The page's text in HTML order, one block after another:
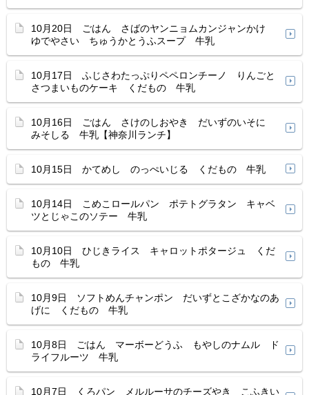
10月20日 ごはん さばのヤンニョムカンジャンかけ
ゆでやさい ちゅうかとうふスープ 牛乳
10月17日 ふじさわたっぷりペペロンチーノ りんごと
さつまいものケーキ くだもの 牛乳
10月16日 ごはん さけのしおやき だいずのいそに
みそしる 牛乳【神奈川ランチ】
10月15日 かてめし のっぺいじる くだもの 牛乳
10月14日 こめこロールパン ポテトグラタン キャベ
ツとじゃこのソテー 牛乳
10月10日 ひじきライス キャロットポタージュ くだ
もの 牛乳
10月9日 ソフトめんチャンポン だいずとこざかなのあ
げに くだもの 牛乳
10月8日 ごはん マーボーどうふ もやしのナムル ド
ライフルーツ 牛乳
10月7日 くろパン メルルーサのチーズやき こふきい